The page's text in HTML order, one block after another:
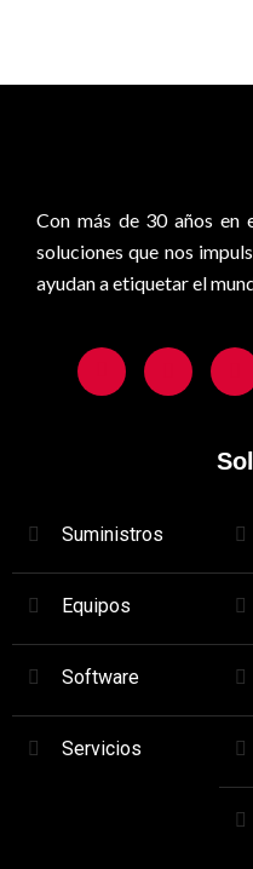
Con más de 30 años en
soluciones que nos
ayudan a etiquetar el
Suministros
Equipos
Software
Servicios